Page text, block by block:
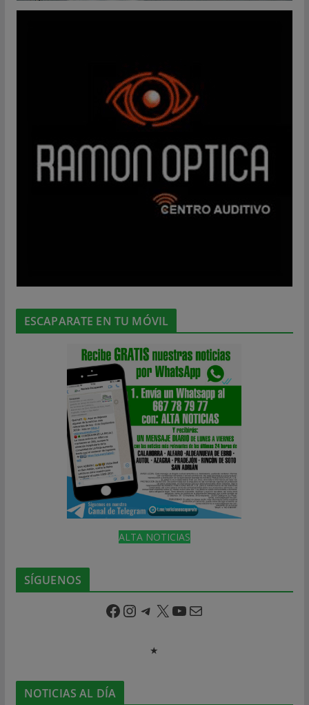
ESCAPARATE EN TU MÓVIL
ALTA NOTICIAS
SÍGUENOS
Facebook Instagram Telegram X YouTube Correo electrónico
★
NOTICIAS AL DÍA